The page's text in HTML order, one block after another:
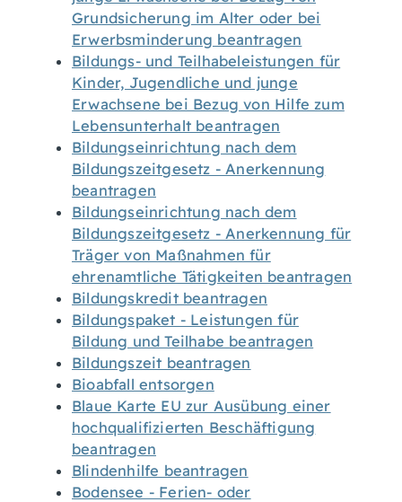
Grundsicherung im Alter oder bei
Erwerbsminderung beantragen
Bildungs- und Teilhabeleistungen für
Kinder, Jugendliche und junge
Erwachsene bei Bezug von Hilfe zum
Lebensunterhalt beantragen
Bildungseinrichtung nach dem
Bildungszeitgesetz - Anerkennung
beantragen
Bildungseinrichtung nach dem
Bildungszeitgesetz - Anerkennung für
Träger von Maßnahmen für
ehrenamtliche Tätigkeiten beantragen
Bildungskredit beantragen
Bildungspaket - Leistungen für
Bildung und Teilhabe beantragen
Bildungszeit beantragen
Bioabfall entsorgen
Blaue Karte EU zur Ausübung einer
hochqualifizierten Beschäftigung
beantragen
Blindenhilfe beantragen
Bodensee - Ferien- oder